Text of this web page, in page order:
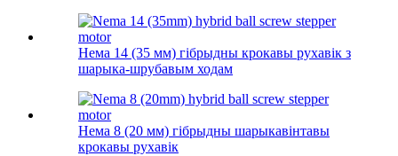
Нема 14 (35 мм) гібрыдны крокавы рухавік з
шарыка-шрубавым ходам
Нема 8 (20 мм) гібрыдны шарыкавінтавы
крокавы рухавік